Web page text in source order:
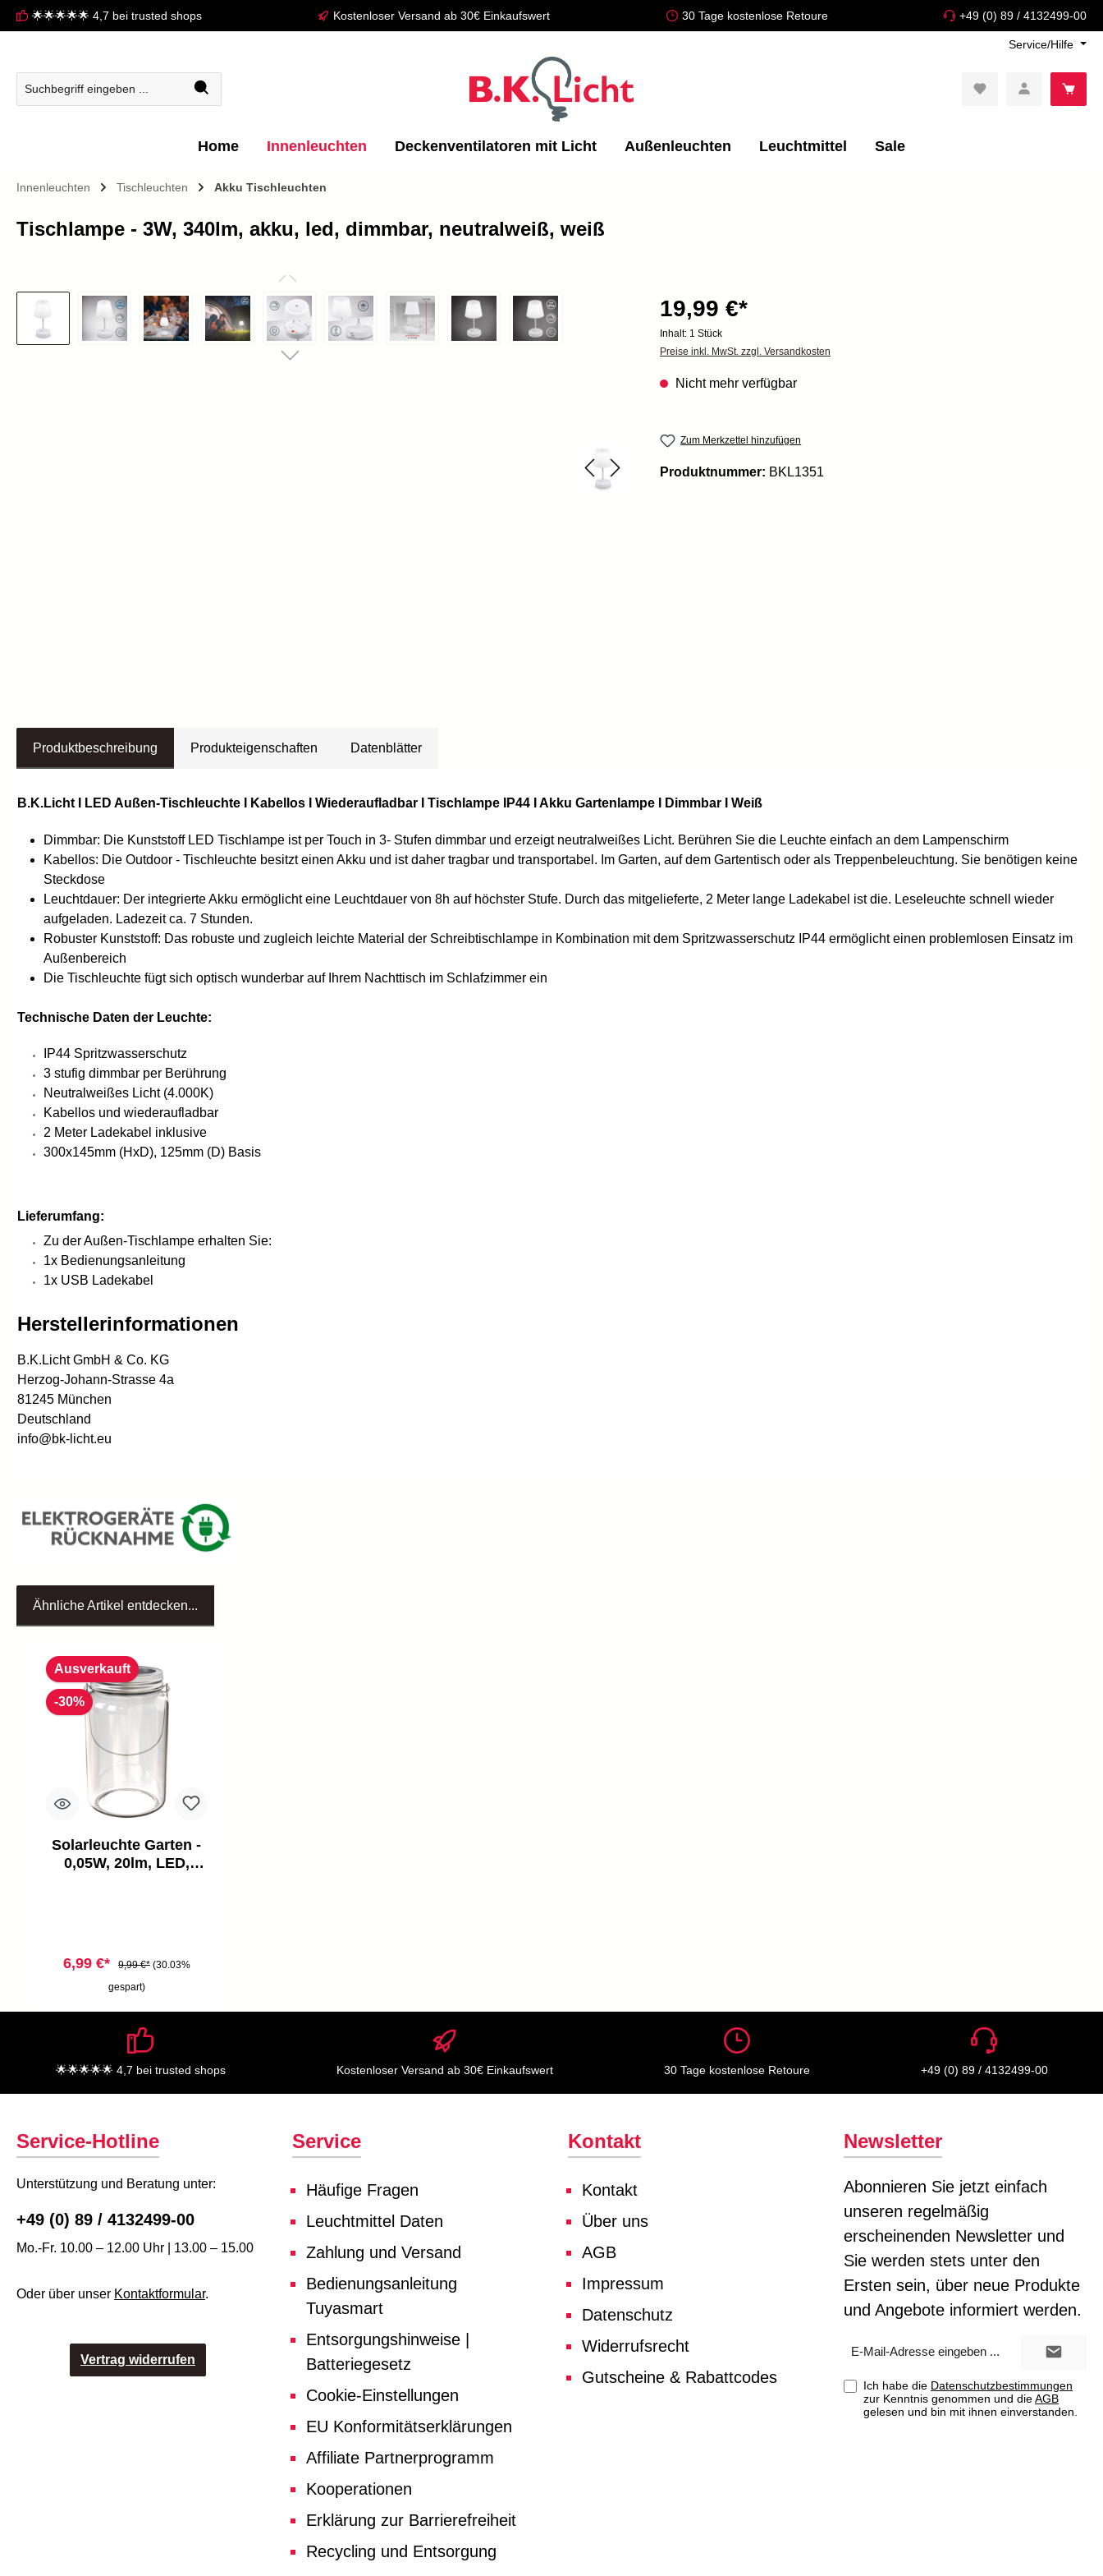
Zur Hauptnavigation springen
🌟🌟🌟🌟🌟 4,7 bei trusted shops Kostenloser Versand ab 30€ Einkaufswert 30 Tage kostenlose Retoure +49 (0) 89 / 4132499-00
Service/Hilfe
Home Innenleuchten Deckenventilatoren mit Licht Außenleuchten Leuchtmittel Sale
Innenleuchten Tischleuchten Akku Tischleuchten
Tischlampe - 3W, 340lm, akku, led, dimmbar, neutralweiß, weiß
Bildergalerie überspringen 19,99 €*
Inhalt: 1 Stück
Preise inkl. MwSt. zzgl. Versandkosten
Nicht mehr verfügbar
Zum Merkzettel hinzufügen
Produktnummer: BKL1351
Produktbeschreibung Produkteigenschaften Datenblätter
B.K.Licht I LED Außen-Tischleuchte I Kabellos I Wiederaufladbar I Tischlampe IP44 I Akku Gartenlampe I Dimmbar I Weiß
Dimmbar: Die Kunststoff LED Tischlampe ist per Touch in 3- Stufen dimmbar und erzeigt neutralweißes Licht. Berühren Sie die Leuchte einfach an dem Lampenschirm
Kabellos: Die Outdoor - Tischleuchte besitzt einen Akku und ist daher tragbar und transportabel. Im Garten, auf dem Gartentisch oder als Treppenbeleuchtung. Sie benötigen keine
Steckdose
Leuchtdauer: Der integrierte Akku ermöglicht eine Leuchtdauer von 8h auf höchster Stufe. Durch das mitgelieferte, 2 Meter lange Ladekabel ist die. Leseleuchte schnell wieder
aufgeladen. Ladezeit ca. 7 Stunden.
Robuster Kunststoff: Das robuste und zugleich leichte Material der Schreibtischlampe in Kombination mit dem Spritzwasserschutz IP44 ermöglicht einen problemlosen Einsatz im
Außenbereich
Die Tischleuchte fügt sich optisch wunderbar auf Ihrem Nachttisch im Schlafzimmer ein
Technische Daten der Leuchte:
IP44 Spritzwasserschutz
3 stufig dimmbar per Berührung
Neutralweißes Licht (4.000K)
Kabellos und wiederaufladbar
2 Meter Ladekabel inklusive
300x145mm (HxD), 125mm (D) Basis
Lieferumfang:
Zu der Außen-Tischlampe erhalten Sie:
1x Bedienungsanleitung
1x USB Ladekabel
Herstellerinformationen
B.K.Licht GmbH & Co. KG
Herzog-Johann-Strasse 4a
81245 München
Deutschland
info@bk-licht.eu
Ähnliche Artikel entdecken...
Ausverkauft
-30%
Solarleuchte Garten -
0,05W, 20lm, LED,
6,99 €* 9,99 €* (30.03%
gespart)
🌟🌟🌟🌟🌟 4,7 bei trusted shops Kostenloser Versand ab 30€ Einkaufswert 30 Tage kostenlose Retoure +49 (0) 89 / 4132499-00
Service-Hotline
Unterstützung und Beratung unter:
+49 (0) 89 / 4132499-00
Mo.-Fr. 10.00 – 12.00 Uhr | 13.00 – 15.00
Oder über unser Kontaktformular.
Vertrag widerrufen
Service
Häufige Fragen
Leuchtmittel Daten
Zahlung und Versand
Bedienungsanleitung
Tuyasmart
Entsorgungshinweise |
Batteriegesetz
Cookie-Einstellungen
EU Konformitätserklärungen
Affiliate Partnerprogramm
Kooperationen
Erklärung zur Barrierefreiheit
Recycling und Entsorgung
Kontakt
Kontakt
Über uns
AGB
Impressum
Datenschutz
Widerrufsrecht
Gutscheine & Rabattcodes
Newsletter
Abonnieren Sie jetzt einfach
unseren regelmäßig
erscheinenden Newsletter und
Sie werden stets unter den
Ersten sein, über neue Produkte
und Angebote informiert werden.
Mail-
Ich habe die Datenschutzbestimmungen
zur Kenntnis genommen und dieAGB
gelesen und bin mit ihnen einverstanden.